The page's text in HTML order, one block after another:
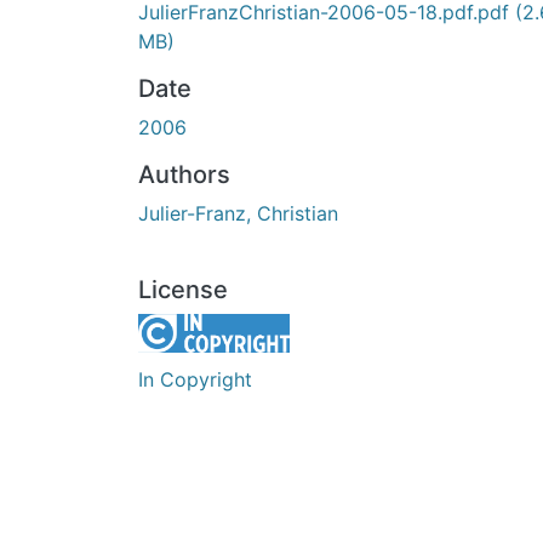
JulierFranzChristian-2006-05-18.pdf.pdf
MB)
Date
2006
Authors
Julier-Franz, Christian
License
In Copyright